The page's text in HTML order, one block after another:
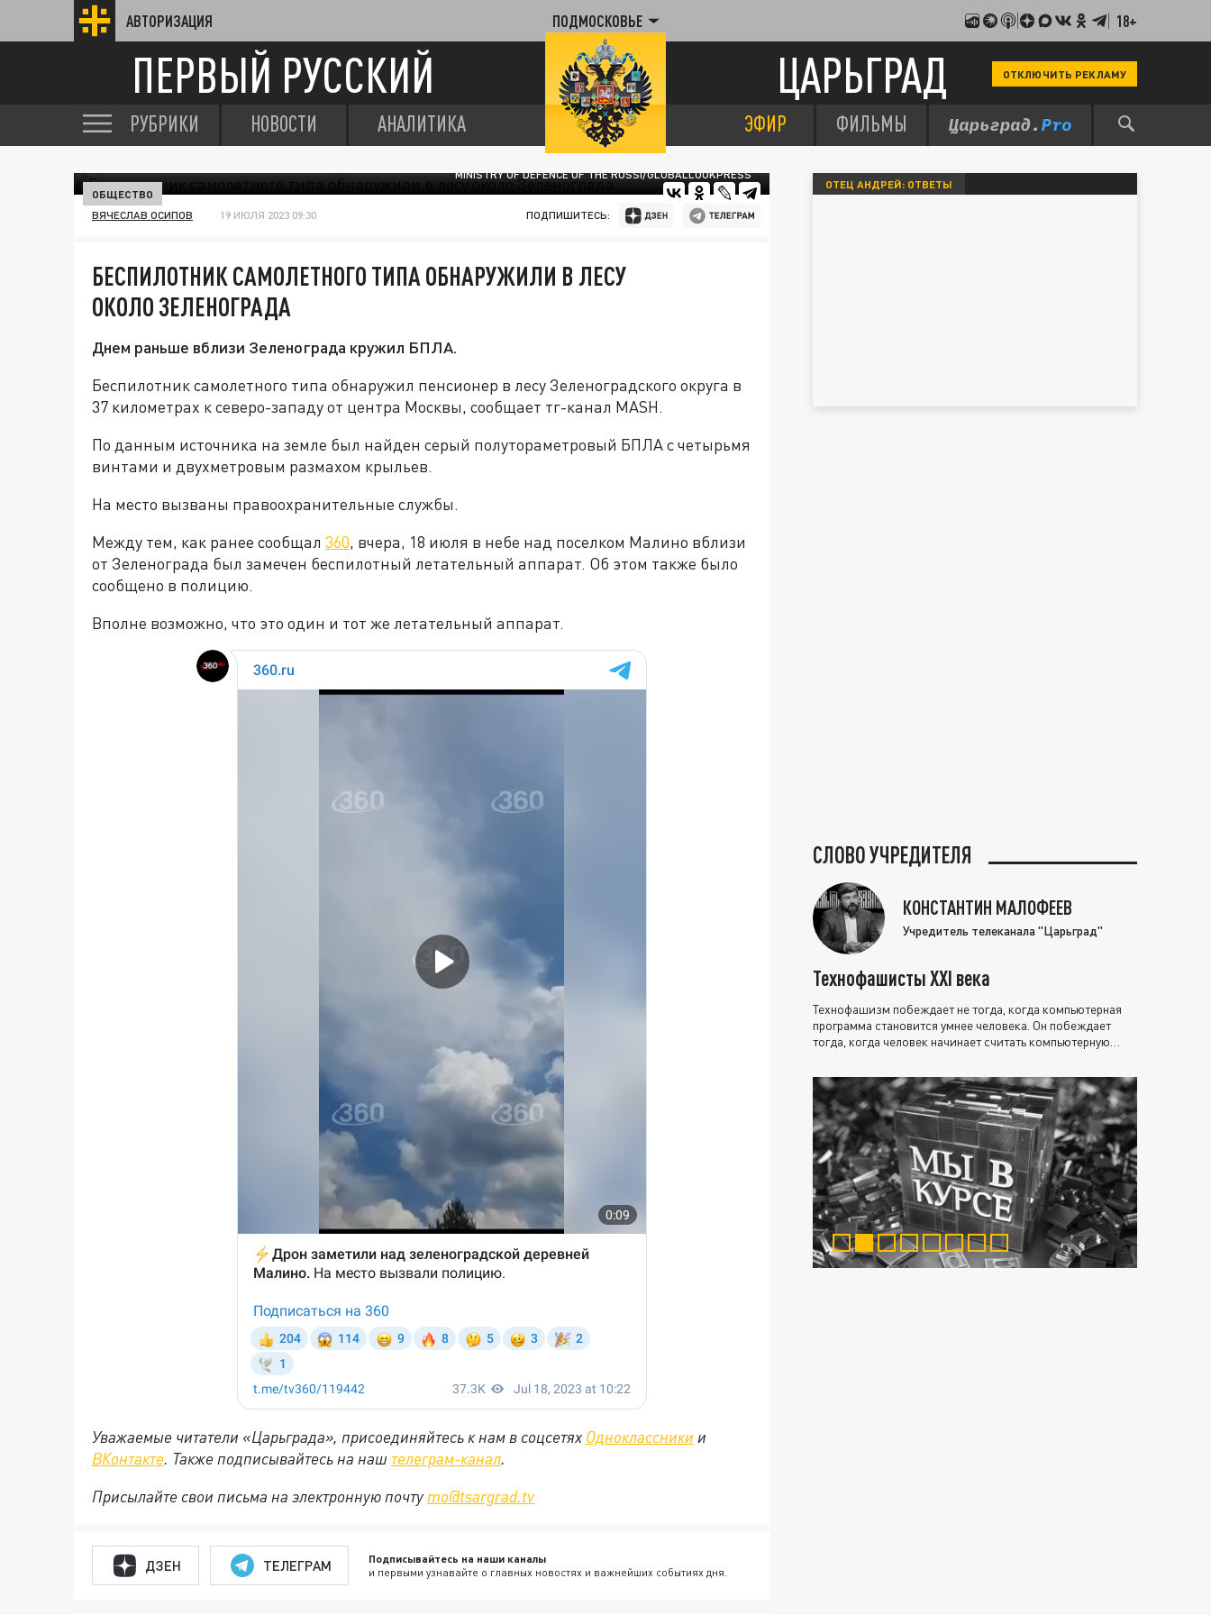
АВТОРИЗАЦИЯ ПОДМОСКОВЬЕ 18+
ПЕРВЫЙ РУССКИЙ ЦАРЬГРАД ОТКЛЮЧИТЬ РЕКЛАМУ
РУБРИКИ НОВОСТИ АНАЛИТИКА ЭФИР ФИЛЬМЫ
MINISTRY OF DEFENCE OF THE RUSSI/GLOBALLOOKPRESS
ОБЩЕСТВО
ВЯЧЕСЛАВ ОСИПОВ 19 ИЮЛЯ 2023 09:30 ПОДПИШИТЕСЬ:
БЕСПИЛОТНИК САМОЛЕТНОГО ТИПА ОБНАРУЖИЛИ В ЛЕСУ
ОКОЛО ЗЕЛЕНОГРАДА
Днем раньше вблизи Зеленограда кружил БПЛА.
Беспилотник самолетного типа обнаружил пенсионер в лесу Зеленоградского округа в
37 километрах к северо-западу от центра Москвы, сообщает тг-канал MASH.
По данным источника на земле был найден серый полутораметровый БПЛА с четырьмя
винтами и двухметровым размахом крыльев.
На место вызваны правоохранительные службы.
Между тем, как ранее сообщал 360, вчера, 18 июля в небе над поселком Малино вблизи
от Зеленограда был замечен беспилотный летательный аппарат. Об этом также было
сообщено в полицию.
Вполне возможно, что это один и тот же летательный аппарат.
Уважаемые читатели «Царьграда», присоединяйтесь к нам в соцсетях Одноклассники и
ВКонтакте. Также подписывайтесь на наш телеграм-канал.
Присылайте свои письма на электронную почту mo@tsargrad.tv
ДЗЕН ТЕЛЕГРАМ Подписывайтесь на наши каналы
и первыми узнавайте о главных новостях и важнейших событиях дня.
ОТЕЦ АНДРЕЙ: ОТВЕТЫ
СЛОВО УЧРЕДИТЕЛЯ
КОНСТАНТИН МАЛОФЕЕВ
Учредитель телеканала "Царьград"
Технофашисты XXI века
Технофашизм побеждает не тогда, когда компьютерная
программа становится умнее человека. Он побеждает
тогда, когда человек начинает считать компьютерную